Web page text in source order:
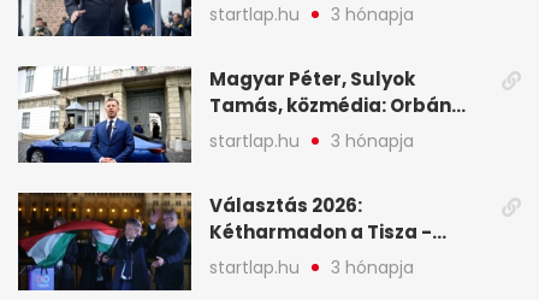
startlap.hu 3 hónapja
Magyar Péter, Sulyok
Tamás, közmédia: Orbán
Viktor április 13. óta hallgat,
közben pörögnek az
startlap.hu 3 hónapja
Választás 2026:
Kétharmadon a Tisza -
mutatjuk, hogyan alakulnak
a mandátumok
startlap.hu 3 hónapja